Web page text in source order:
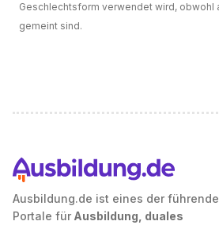
Geschlechtsform verwendet wird, obwohl
gemeint sind.
Ausbildung.de ist eines der
Portale für Ausbildung, duales